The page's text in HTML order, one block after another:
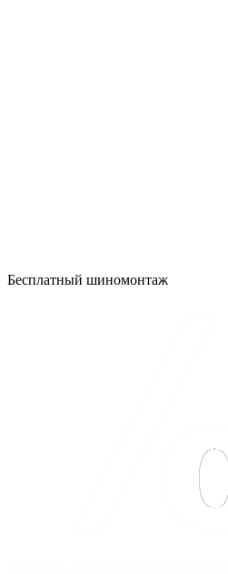
Бесплатный шиномонтаж